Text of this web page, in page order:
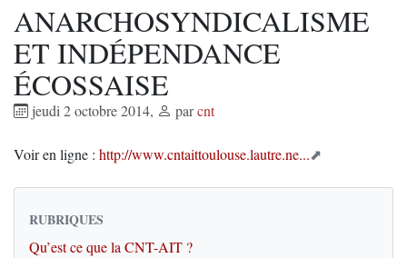
ANARCHOSYNDICALISME
ET INDÉPENDANCE
ÉCOSSAISE
jeudi 2 octobre 2014, parcnt
Voir en ligne : http://www.cntaittoulouse.lautre.ne...
RUBRIQUES
Qu’est ce que la CNT-AIT ?